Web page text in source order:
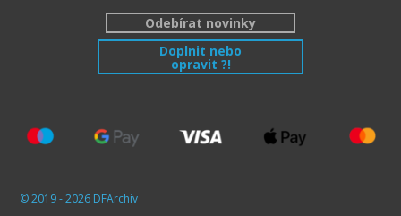
Odebírat novinky
Doplnit nebo
opravit ?!
© 2019 - 2026 DFArchiv